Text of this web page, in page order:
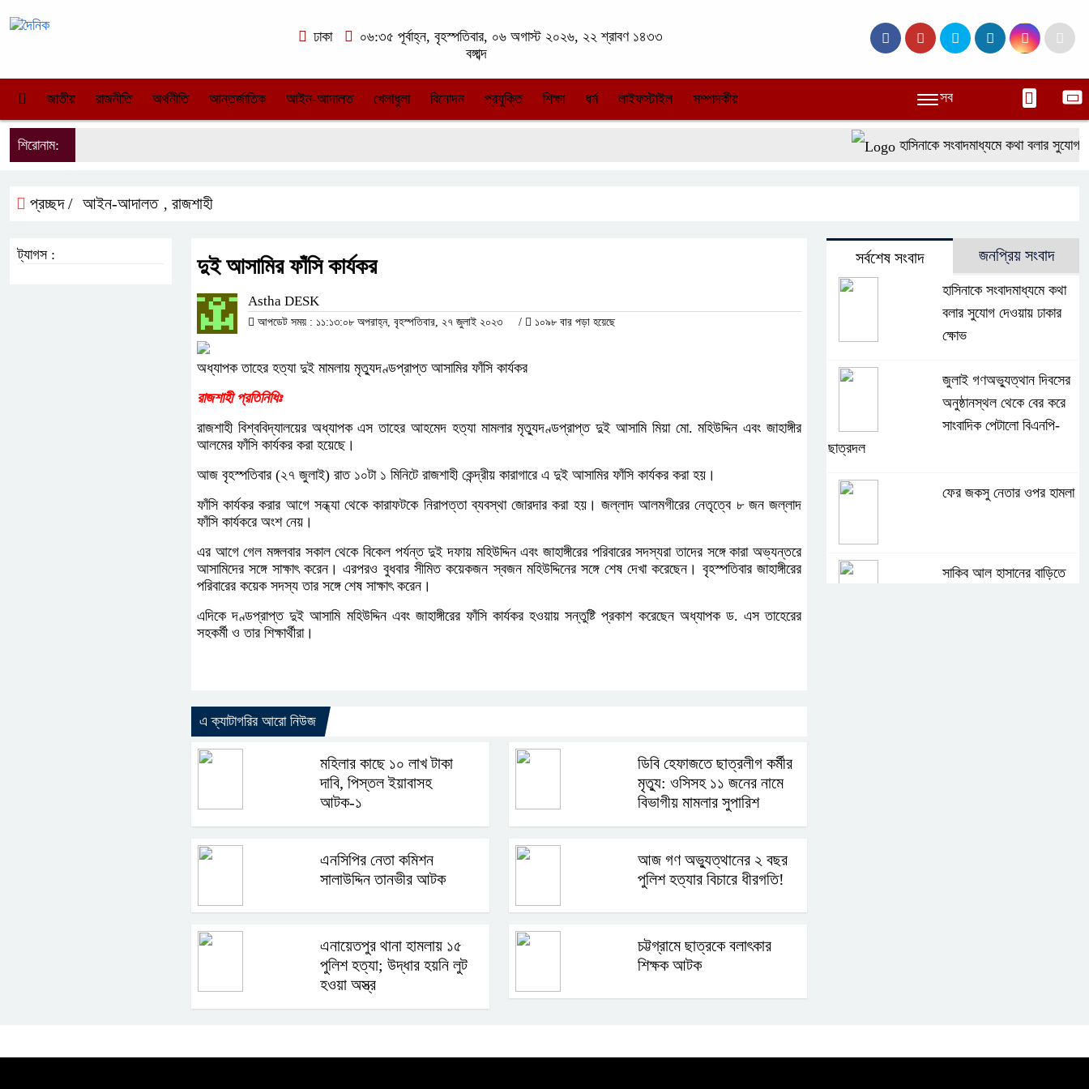
ঢাকা
০৬:৩৫ পূর্বাহ্ন, বৃহস্পতিবার, ০৬ অগাস্ট ২০২৬, ২২ শ্রাবণ ১৪৩৩
বঙ্গাব্দ
জাতীয় রাজনীতি অর্থনীতি আন্তর্জাতিক আইন-আদালত খেলাধুলা বিনোদন প্রযুক্তি শিক্ষা ধর্ম লাইফস্টাইল সম্পাদকীয় সব
শিরোনাম: হাসিনাকে সংবাদমাধ্যমে কথা বলার সুযোগ
প্রচ্ছদ / আইন-আদালত , রাজশাহী
দুই আসামির ফাঁসি কার্যকর
Astha DESK
আপডেট সময় : ১১:১৩:০৮ অপরাহ্ন, বৃহস্পতিবার, ২৭ জুলাই ২০২৩ / ১০৯৮ বার পড়া হয়েছে
অধ্যাপক তাহের হত্যা দুই মামলায় মৃত্যুদণ্ডপ্রাপ্ত আসামির ফাঁসি কার্যকর
রাজশাহী প্রতিনিধিঃ
রাজশাহী বিশ্ববিদ্যালয়ের অধ্যাপক এস তাহের আহমেদ হত্যা মামলার মৃত্যুদণ্ডপ্রাপ্ত দুই আসামি মিয়া মো. মহিউদ্দিন এবং জাহাঙ্গীর
আলমের ফাঁসি কার্যকর করা হয়েছে।
আজ বৃহস্পতিবার (২৭ জুলাই) রাত ১০টা ১ মিনিটে রাজশাহী কেন্দ্রীয় কারাগারে এ দুই আসামির ফাঁসি কার্যকর করা হয়।
ফাঁসি কার্যকর করার আগে সন্ধ্যা থেকে কারাফটকে নিরাপত্তা ব্যবস্থা জোরদার করা হয়। জল্লাদ আলমগীরের নেতৃত্বে ৮ জন জল্লাদ
ফাঁসি কার্যকরে অংশ নেয়।
এর আগে গেল মঙ্গলবার সকাল থেকে বিকেল পর্যন্ত দুই দফায় মহিউদ্দিন এবং জাহাঙ্গীরের পরিবারের সদস্যরা তাদের সঙ্গে কারা অভ্যন্তরে
আসামিদের সঙ্গে সাক্ষাৎ করেন। এরপরও বুধবার সীমিত কয়েকজন স্বজন মহিউদ্দিনের সঙ্গে শেষ দেখা করেছেন। বৃহস্পতিবার জাহাঙ্গীরের
পরিবারের কয়েক সদস্য তার সঙ্গে শেষ সাক্ষাৎ করেন।
এদিকে দণ্ডপ্রাপ্ত দুই আসামি মহিউদ্দিন এবং জাহাঙ্গীরের ফাঁসি কার্যকর হওয়ায় সন্তুষ্টি প্রকাশ করেছেন অধ্যাপক ড. এস তাহেরের
সহকর্মী ও তার শিক্ষার্থীরা।
এ ক্যাটাগরির আরো নিউজ
মহিলার কাছে ১০ লাখ টাকা
দাবি, পিস্তল ইয়াবাসহ
আটক-১
ডিবি হেফাজতে ছাত্রলীগ কর্মীর
মৃত্যু: ওসিসহ ১১ জনের নামে
বিভাগীয় মামলার সুপারিশ
এনসিপির নেতা কমিশন
সালাউদ্দিন তানভীর আটক
আজ গণ অভ্যুত্থানের ২ বছর
পুলিশ হত্যার বিচারে ধীরগতি!
এনায়েতপুর থানা হামলায় ১৫
পুলিশ হত্যা; উদ্ধার হয়নি লুট
হওয়া অস্ত্র
চট্টগ্রামে ছাত্রকে বলাৎকার
শিক্ষক আটক
ট্যাগস : সর্বশেষ সংবাদ জনপ্রিয় সংবাদ
হাসিনাকে সংবাদমাধ্যমে কথা
বলার সুযোগ দেওয়ায় ঢাকার
ক্ষোভ
জুলাই গণঅভ্যুত্থান দিবসের
অনুষ্ঠানস্থল থেকে বের করে
সাংবাদিক পেটালো বিএনপি-
ছাত্রদল
ফের জকসু নেতার ওপর হামলা
সাকিব আল হাসানের বাড়িতে